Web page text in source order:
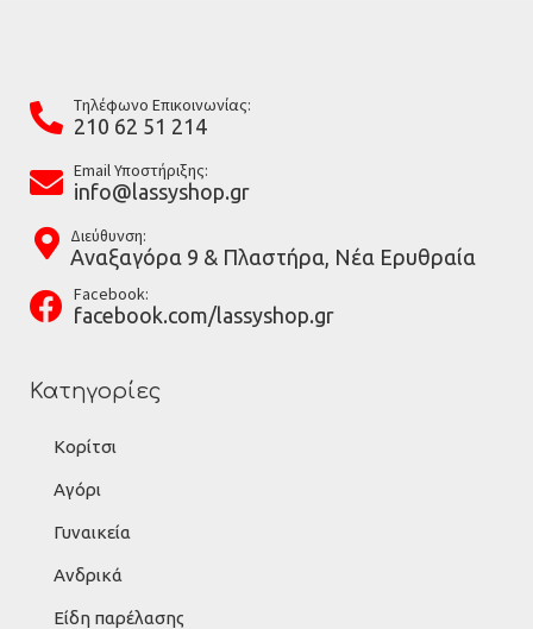
Tηλέφωνο Επικοινωνίας:
210 62 51 214
Email Υποστήριξης:
info@lassyshop.gr
Διεύθυνση:
Αναξαγόρα 9 & Πλαστήρα, Νέα Ερυθραία
Facebook:
facebook.com/lassyshop.gr
Κατηγορίες
Κορίτσι
Αγόρι
Γυναικεία
Ανδρικά
Είδη παρέλασης